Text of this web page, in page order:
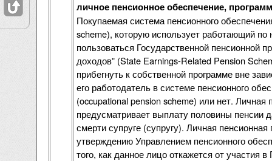
личное пенсионное обеспечение,
Покупаемая система пенсионного
scheme), которую использует работающий
пользоваться Государственной пенсионной
доходов” (State Earnings-Related Pension
прибегнуть к собственной программе вне
его работодатель в системе пенсионного
(occupational pension scheme) или нет. Личная
предусматривает выплату половины пенсии
смерти супруге (супругу). Личная
утверждению Управлением пенсионного
того, как данное лицо откажется от участия